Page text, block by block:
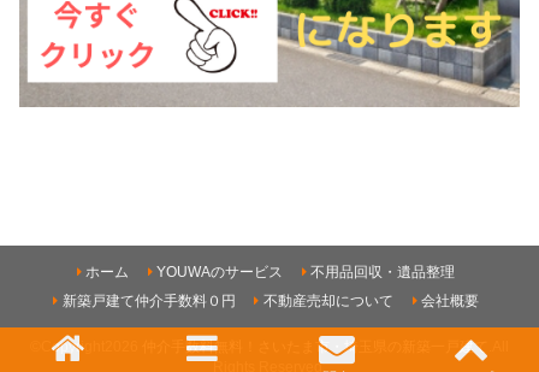
ホーム YOUWAのサービス
不用品回収・遺品整理
新築戸建て仲介手数料０円
不動産売却について 会社概要
©Copyright2026 仲介手数料無料！さいたま市・埼玉県の新築一戸建て
Rights Reserved.